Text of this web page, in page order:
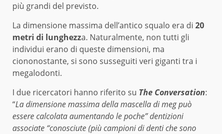
più grandi del previsto.
La dimensione massima dell’antico squalo era di 20
metri di lunghezza. Naturalmente, non tutti gli
individui erano di queste dimensioni, ma
ciononostante, si sono susseguiti veri giganti tra i
megalodonti.
I due ricercatori hanno riferito su The Conversation:
“La dimensione massima della mascella di meg può
essere calcolata aumentando le poche” dentizioni
associate “conosciute (più campioni di denti che sono